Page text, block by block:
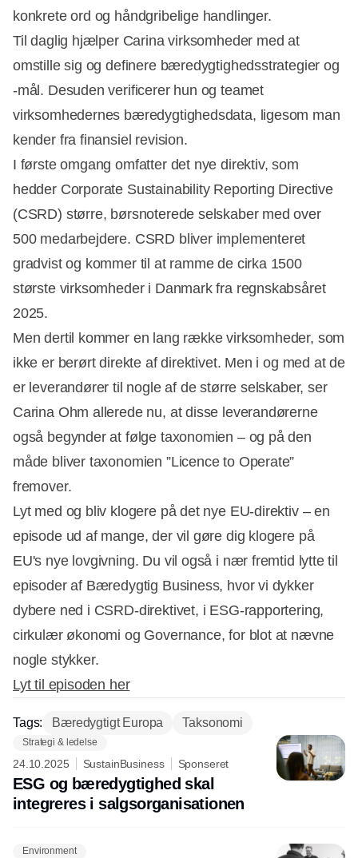
konkrete ord og håndgribelige handlinger.
Til daglig hjælper Carina virksomheder med at
omstille sig og definere bæredygtighedsstrategier og
-mål. Desuden verificerer hun og teamet
virksomhedernes bæredygtighedsdata, ligesom man
kender fra finansiel revision.
I første omgang omfatter det nye direktiv, som
hedder Corporate Sustainability Reporting Directive
(CSRD) større, børsnoterede selskaber med over
500 medarbejdere. CSRD bliver implementeret
gradvist og kommer til at ramme de cirka 1500
største virksomheder i Danmark fra regnskabsåret
2025.
Men dertil kommer en lang række virksomheder, som
ikke er berørt direkte af direktivet. Men i og med at de
er leverandører til nogle af de større selskaber, ser
Carina Ohm allerede nu, at disse leverandørerne
også begynder at følge taxonomien – og på den
måde bliver taxonomien ”Licence to Operate”
fremover.
Lyt med og bliv klogere på det nye EU-direktiv – en
episode ud af mange, der vil gøre dig klogere på
EU's nye lovgivning. Du vil også i nær fremtid lytte til
episoder af Bæredygtig Business, hvor vi dykker
dybere ned i CSRD-direktivet, i ESG-rapportering,
cirkulær økonomi og Governance, for blot at nævne
nogle stykker.
Lyt til episoden her
Tags: Bæredygtigt Europa Taksonomi
Strategi & ledelse
24.10.2025 SustainBusiness Sponseret
ESG og bæredygtighed skal
integreres i salgsorganisationen
Environment